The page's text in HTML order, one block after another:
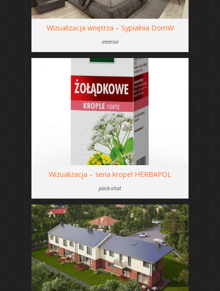
Wizualizacja wnętrza – Sypialnia DomW
interior
Wizualizacja – seria kropel HERBAPOL
pack-shot